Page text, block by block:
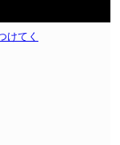
けてく